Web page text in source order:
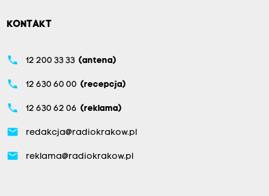
KONTAKT
phone 12 200 33 33 (antena)
phone 12 630 60 00 (recepcja)
phone 12 630 62 06 (reklama)
email redakcja@radiokrakow.pl
email reklama@radiokrakow.pl